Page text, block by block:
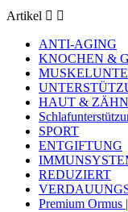
Artikel  
ANTI-AGING
KNOCHEN &
HAUT &
SPORT
ENTGIFTUNG
REDUZIERT
Premium